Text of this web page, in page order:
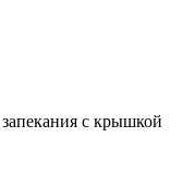
с крышкой